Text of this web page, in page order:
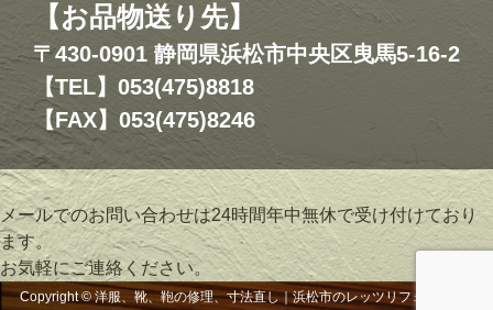
【お品物送り先】
〒430-0901 静岡県浜松市中央区曳馬5-16-2
【TEL】053(475)8818
【FAX】053(475)8246
メールでのお問い合わせは24時間年中無休で受け付けており
ます。
お気軽にご連絡ください。
Copyright © 洋服、靴、鞄の修理、寸法直し｜浜松市のレッツリフォーム, All